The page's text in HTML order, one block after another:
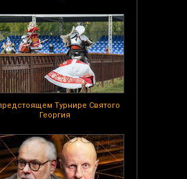
Турнире Святого
Георгия